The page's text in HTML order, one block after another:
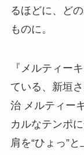
るほどに、ど
ものに。
『メルティー
ている、新垣
治 メルティー
カルなテンポ
肩を“ひょっ”